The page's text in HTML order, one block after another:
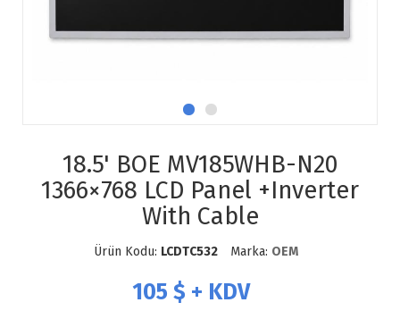
18.5' BOE MV185WHB-N20
1366×768 LCD Panel +Inverter
With Cable
Ürün Kodu: LCDTC532 Marka: OEM
105 $ + KDV